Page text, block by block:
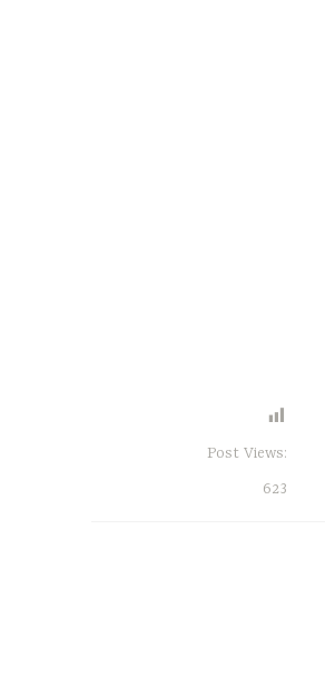
Post Views:
623